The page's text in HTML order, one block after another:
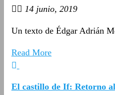
14 junio, 2019
Un texto de Édgar Adrián
Read More
El castillo de If: Retorno